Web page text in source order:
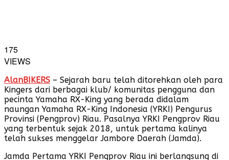
175
VIEWS
AlanBIKERS – Sejarah baru telah ditorehkan oleh para
Kingers dari berbagai klub/ komunitas pengguna dan
pecinta Yamaha RX-King yang berada didalam
naungan Yamaha RX-King Indonesia (YRKI) Pengurus
Provinsi (Pengprov) Riau. Pasalnya YRKI Pengprov Riau
yang terbentuk sejak 2018, untuk pertama kalinya
telah sukses menggelar Jambore Daerah (Jamda).
Jamda Pertama YRKI Pengprov Riau ini berlangsung di